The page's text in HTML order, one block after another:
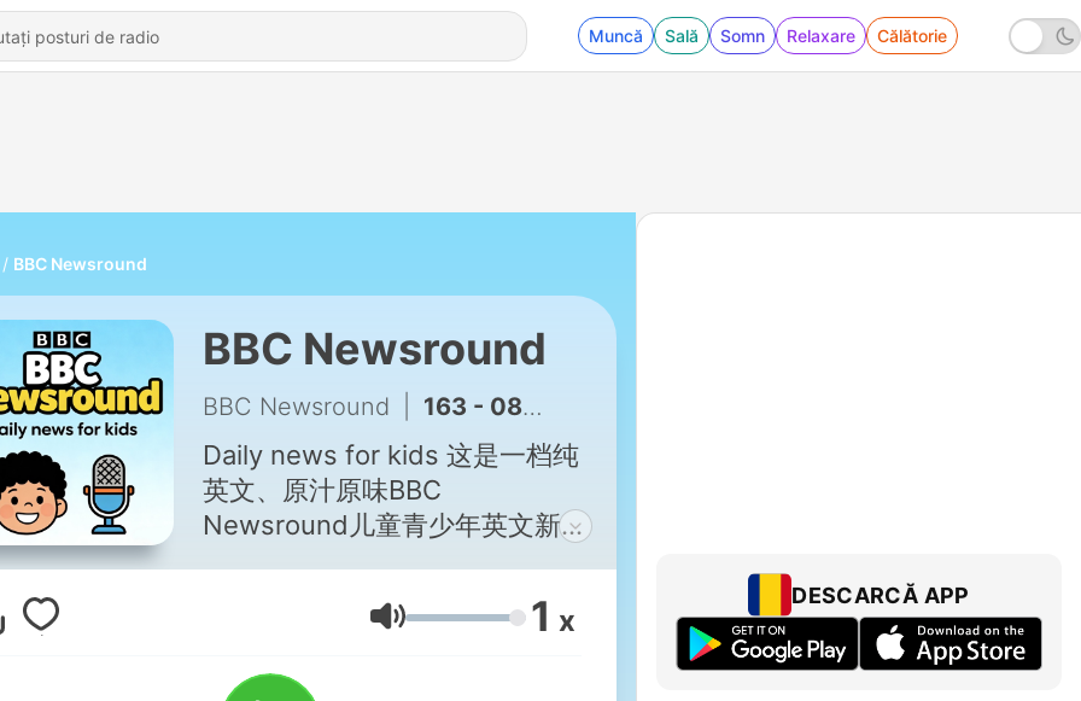
Muncă Sală Somn Relaxare Călătorie
BBC Newsround
BBC Newsround
BBC Newsround 163 - 08.07.2026
Daily news for kids 这是一档纯
英文、原汁原味BBC
Newsround儿童青少年英文新闻
英式英语，讲解全球新闻、趣味
科普、校园话题与暖心故事，适
Volum 1 x
DESCARCĂ APP